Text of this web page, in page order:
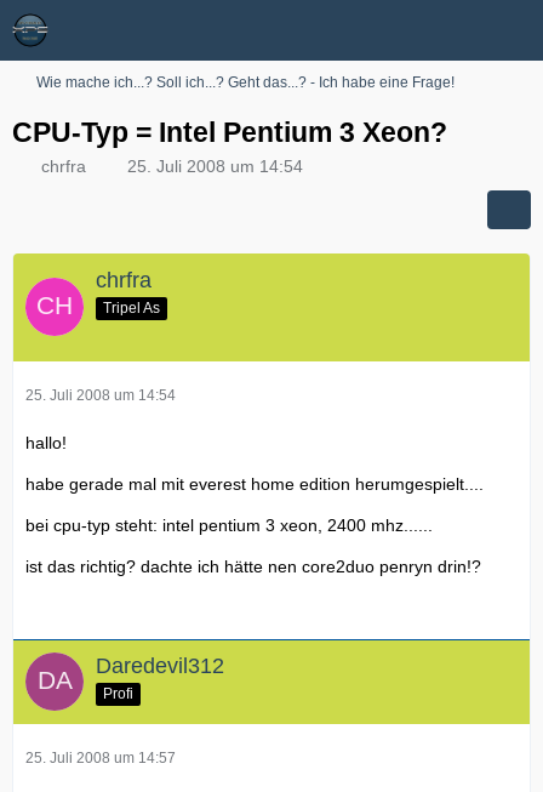
Wie mache ich...? Soll ich...? Geht das...? - Ich habe eine Frage!
CPU-Typ = Intel Pentium 3 Xeon?
chrfra 25. Juli 2008 um 14:54
chrfra
Tripel As
25. Juli 2008 um 14:54
hallo!
habe gerade mal mit everest home edition herumgespielt....
bei cpu-typ steht: intel pentium 3 xeon, 2400 mhz......
ist das richtig? dachte ich hätte nen core2duo penryn drin!?
Daredevil312
Profi
25. Juli 2008 um 14:57